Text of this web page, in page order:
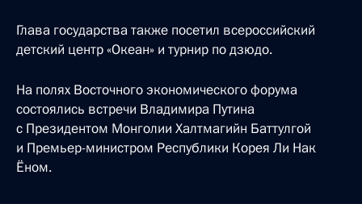
Глава государства также посетил всероссийский
детский центр «Океан» и турнир по дзюдо.
На полях Восточного экономического форума
состоялись встречи Владимира Путина
с Президентом Монголии Халтмагийн Баттулгой
и Премьер-министром Республики Корея Ли Нак
Ёном.